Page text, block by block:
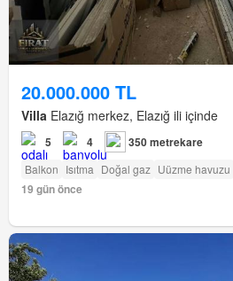
20.000.000 TL
Villa Elazığ merkez, Elazığ ili içinde
5 4 350 metrekare
Balkon Isıtma Doğal gaz Uüzme havuzu
19 gün önce